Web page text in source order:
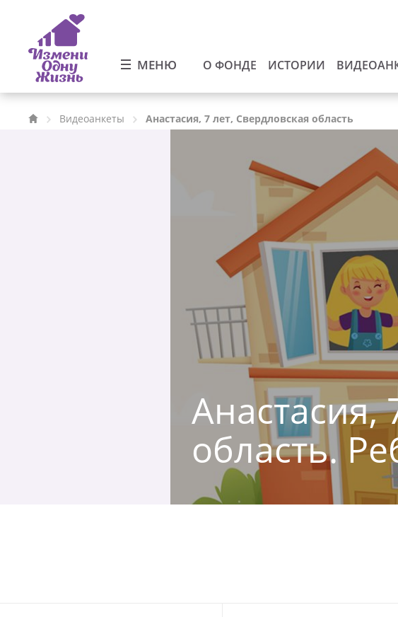
МЕНЮ О ФОНДЕ ИСТОРИИ
Видеоанкеты Анастасия, 7 лет, Свердловская область
Анастасия,
область.